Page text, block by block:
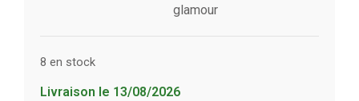
glamour
8 en stock
Livraison le 13/08/2026